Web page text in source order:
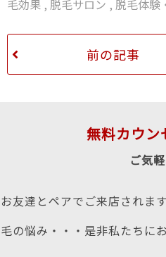
毛効果 , 脱毛サロン , 脱毛体験
前の記事
無料カウン
ご気
お友達とペアでご来店されま
毛の悩み・・・是非私たちに